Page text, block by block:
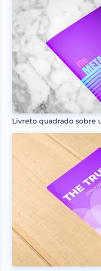
Livreto quadrado sobre